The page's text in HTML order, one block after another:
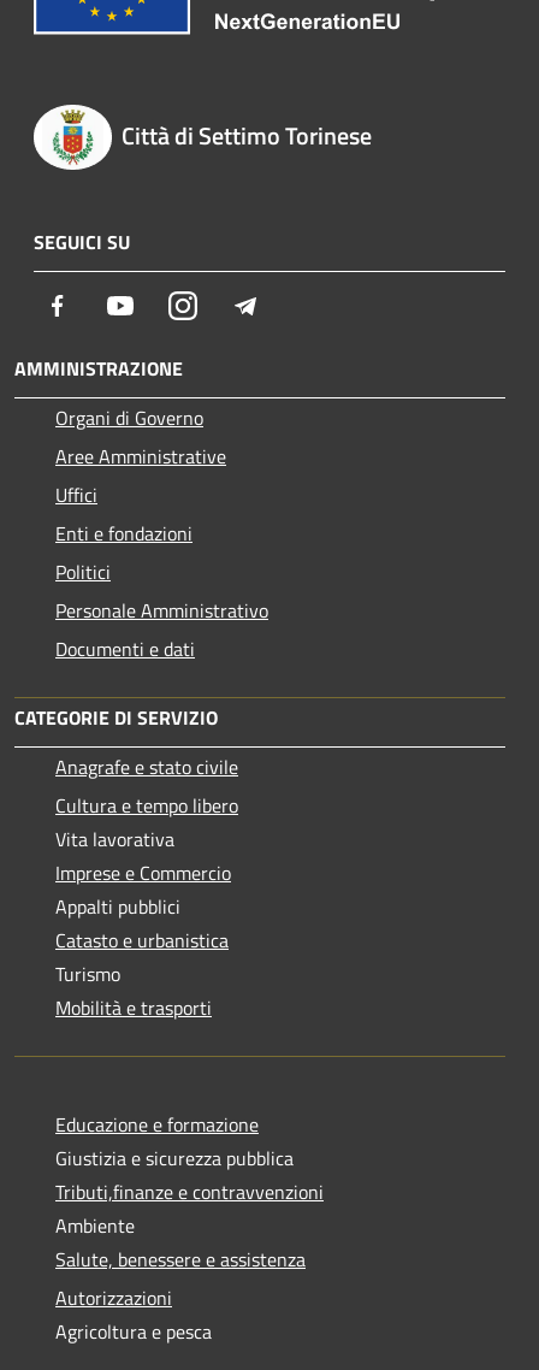
Città di Settimo Torinese
SEGUICI SU
Facebook YoutubeInstagram
AMMINISTRAZIONE
Organi di Governo
Aree Amministrative
Uffici
Enti e fondazioni
Politici
Personale Amministrativo
Documenti e dati
CATEGORIE DI SERVIZIO
Anagrafe e stato civile
Cultura e tempo libero
Vita lavorativa
Imprese e Commercio
Appalti pubblici
Catasto e urbanistica
Turismo
Mobilità e trasporti
Educazione e formazione
Giustizia e sicurezza pubblica
Tributi,finanze e contravvenzioni
Ambiente
Salute, benessere e assistenza
Autorizzazioni
Agricoltura e pesca